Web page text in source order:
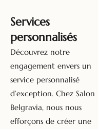
Services
personnalisés
Découvrez notre
engagement envers un
service personnalisé
d’exception. Chez Salon
Belgravia, nous nous
efforçons de créer une